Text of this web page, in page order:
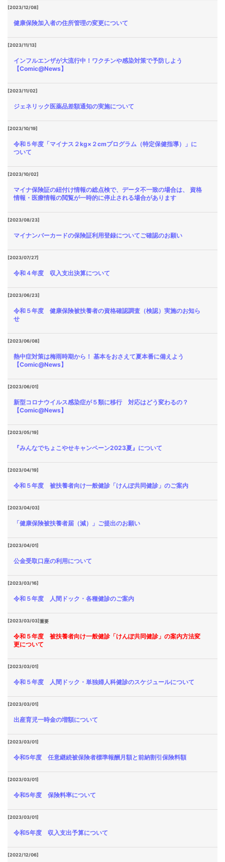
[2023/12/08]
健康保険加入者の住所管理の変更について
[2023/11/13]
インフルエンザが大流行中！ワクチンや感染対策で予防しよう
【Comic@News】
[2023/11/02]
ジェネリック医薬品差額通知の実施について
[2023/10/19]
令和５年度「マイナス２kg×２cmプログラム（特定保健指導）」に
ついて
[2023/10/02]
マイナ保険証の紐付け情報の総点検で、データ不一致の場合は、 資格
情報・医療情報の閲覧が一時的に停止される場合があります
[2023/08/23]
マイナンバーカードの保険証利用登録についてご確認のお願い
[2023/07/27]
令和４年度 収入支出決算について
[2023/06/23]
令和５年度 健康保険被扶養者の資格確認調査（検認）実施のお知ら
せ
[2023/06/08]
熱中症対策は梅雨時期から！ 基本をおさえて夏本番に備えよう
【Comic@News】
[2023/06/01]
新型コロナウイルス感染症が５類に移行 対応はどう変わるの？
【Comic@News】
[2023/05/19]
『みんなでちょこやせキャンペーン2023夏』について
[2023/04/19]
令和５年度 被扶養者向け一般健診「けんぽ共同健診」のご案内
[2023/04/03]
「健康保険被扶養者届（減）」ご提出のお願い
[2023/04/01]
公金受取口座の利用について
[2023/03/16]
令和５年度 人間ドック・各種健診のご案内
[2023/03/03]重要
令和５年度 被扶養者向け一般健診「けんぽ共同健診」の案内方法変
更について
[2023/03/01]
令和５年度 人間ドック・単独婦人科健診のスケジュールについて
[2023/03/01]
出産育児一時金の増額について
[2023/03/01]
令和5年度 任意継続被保険者標準報酬月額と前納割引保険料額
[2023/03/01]
令和5年度 保険料率について
[2023/03/01]
令和5年度 収入支出予算について
[2022/12/06]